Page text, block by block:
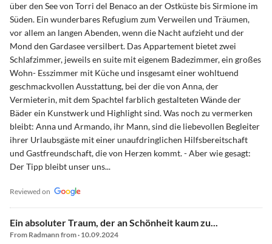
über den See von Torri del Benaco an der Ostküste bis Sirmione im
Süden. Ein wunderbares Refugium zum Verweilen und Träumen,
vor allem an langen Abenden, wenn die Nacht aufzieht und der
Mond den Gardasee versilbert. Das Appartement bietet zwei
Schlafzimmer, jeweils en suite mit eigenem Badezimmer, ein großes
Wohn- Esszimmer mit Küche und insgesamt einer wohltuend
geschmackvollen Ausstattung, bei der die von Anna, der
Vermieterin, mit dem Spachtel farblich gestalteten Wände der
Bäder ein Kunstwerk und Highlight sind. Was noch zu vermerken
bleibt: Anna und Armando, ihr Mann, sind die liebevollen Begleiter
ihrer Urlaubsgäste mit einer unaufdringlichen Hilfsbereitschaft
und Gastfreundschaft, die von Herzen kommt. - Aber wie gesagt:
Der Tipp bleibt unser uns...
Reviewed on
Ein absoluter Traum, der an Schönheit kaum zu...
From Radmann from · 10.09.2024